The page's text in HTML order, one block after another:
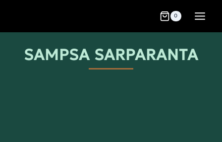
0
SAMPSA SARPARANTA